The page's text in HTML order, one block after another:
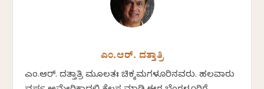
ಎಂ.ಆರ್. ದತ್ತಾತ್ರಿ
ಎಂ.ಆರ್. ದತ್ತಾತ್ರಿ ಮೂಲತಃ ಚಿಕ್ಕಮಗಳೂರಿನವರು. ಹಲವಾರು